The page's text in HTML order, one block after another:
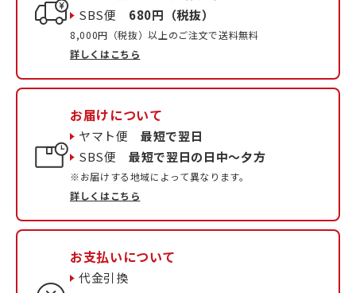
SBS便 680円（税抜）
8,000円（税抜）以上のご注文で送料無料
詳しくはこちら
お届けについて
ヤマト便最短で翌日
SBS便最短で翌日の日中〜夕方
※お届けする地域によって異なります。
詳しくはこちら
お支払いについて
代金引換